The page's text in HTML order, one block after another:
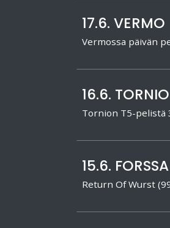
17.6. VERMO
Vermossa päivän
16.6. TORNIO
Tornion T5-pelistä
15.6. FORSSA
Return Of Wurst